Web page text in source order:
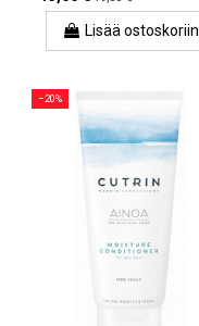
Lisää ostoskoriin
−20%